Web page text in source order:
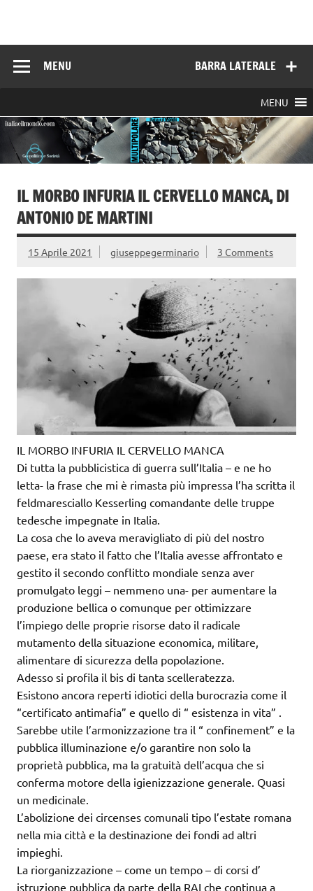
BARRA LATERALE
MENU
MENU
IL MORBO INFURIA IL CERVELLO MANCA, DI
ANTONIO DE MARTINI
15 Aprile 2021 giuseppegerminario 3 Comments
IL MORBO INFURIA IL CERVELLO MANCA
Di tutta la pubblicistica di guerra sull’Italia – e ne ho
letta- la frase che mi è rimasta più impressa l’ha scritta il
feldmaresciallo Kesserling comandante delle truppe
tedesche impegnate in Italia.
La cosa che lo aveva meravigliato di più del nostro
paese, era stato il fatto che l’Italia avesse affrontato e
gestito il secondo conflitto mondiale senza aver
promulgato leggi – nemmeno una- per aumentare la
produzione bellica o comunque per ottimizzare
l’impiego delle proprie risorse dato il radicale
mutamento della situazione economica, militare,
alimentare di sicurezza della popolazione.
Adesso si profila il bis di tanta scelleratezza.
Esistono ancora reperti idiotici della burocrazia come il
“certificato antimafia” e quello di “ esistenza in vita” .
Sarebbe utile l’armonizzazione tra il “ confinement” e la
pubblica illuminazione e/o garantire non solo la
proprietà pubblica, ma la gratuità dell’acqua che si
conferma motore della igienizzazione generale. Quasi
un medicinale.
L’abolizione dei circenses comunali tipo l’estate romana
nella mia città e la destinazione dei fondi ad altri
impieghi.
La riorganizzazione – come un tempo – di corsi d’
istruzione pubblica da parte della RAI che continua a